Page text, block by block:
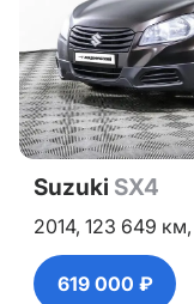
Suzuki SX4
2014, 123 649 км,
619 000 ₽